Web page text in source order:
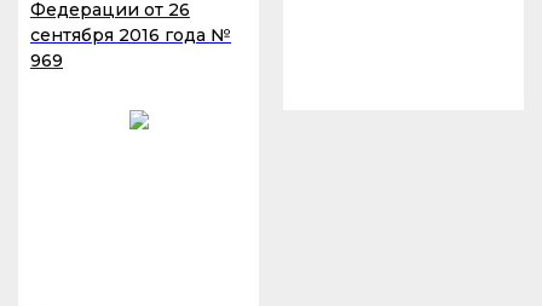
Федерации от 26
сентября 2016 года №
969
Наши услуги